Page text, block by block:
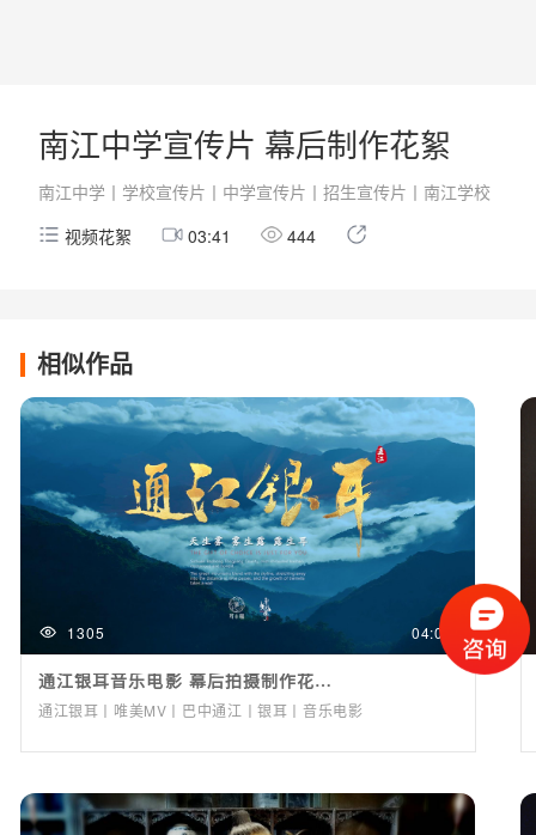
南江中学宣传片 幕后制作花絮
南江中学丨学校宣传片丨中学宣传片丨招生宣传片丨南江学校
视频花絮
03:41 444
相似作品
1305 04:04
通江银耳音乐电影 幕后拍摄制作花絮 by光影兄弟
通江银耳丨唯美MV丨巴中通江丨银耳丨音乐电影